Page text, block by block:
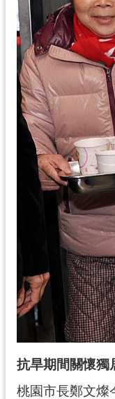
抗旱期間關懷獨
桃園市長鄭文燦